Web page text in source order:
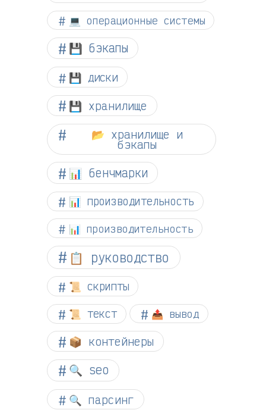
💻 операционные системы
💾 бэкапы
💾 диски
💾 хранилище
📂 хранилище и
бэкапы
📊 бенчмарки
📊 производительность
📊 производительность
📋 руководство
📜 скрипты
📜 текст 📤 вывод
📦 контейнеры
🔍 seo
🔍 парсинг